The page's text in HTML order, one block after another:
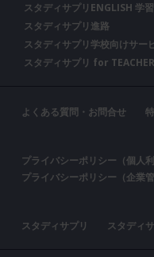
スタディサプリENGLISH 学
スタディサプリ進路
スタディサプリ学校向けサー
スタディサプリ for
よくある質問・お問合せ
プライバシーポリシー（個人利
プライバシーポリシー（企業管
スタディサプリ スタディ